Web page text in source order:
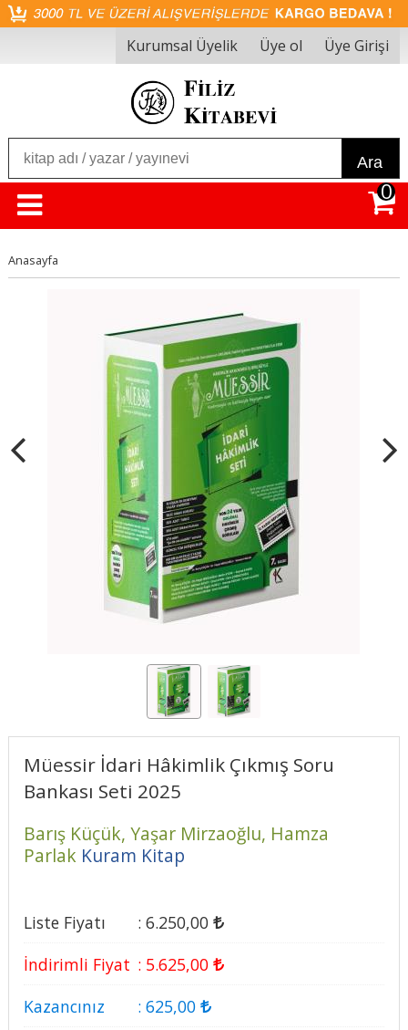
Kurumsal Üyelik Üye ol Üye Girişi
Ara
0
Anasayfa
Müessir İdari Hâkimlik Çıkmış Soru
Bankası Seti 2025
Barış Küçük, Yaşar Mirzaoğlu, Hamza
Parlak Kuram Kitap
Liste Fiyatı : 6.250,00
İndirimli Fiyat : 5.625,00
Kazancınız
: 625,00